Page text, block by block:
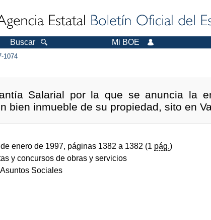
Buscar Mi BOE
1074
Salarial por la que se anuncia la
bien inmueble de su propiedad, sito en
enero de 1997, páginas 1382 a 1382 (1 pág.)
y concursos de obras y servicios
Sociales